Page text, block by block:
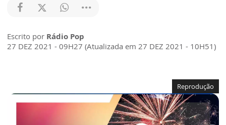
Escrito por Rádio Pop
27 DEZ 2021 - 09H27 (Atualizada em 27 DEZ 2021 - 10H51)
Reprodução